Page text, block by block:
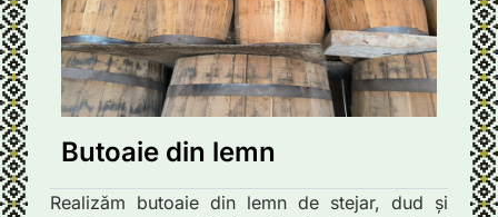
Butoaie din lemn
Realizăm butoaie din lemn de stejar, dud și